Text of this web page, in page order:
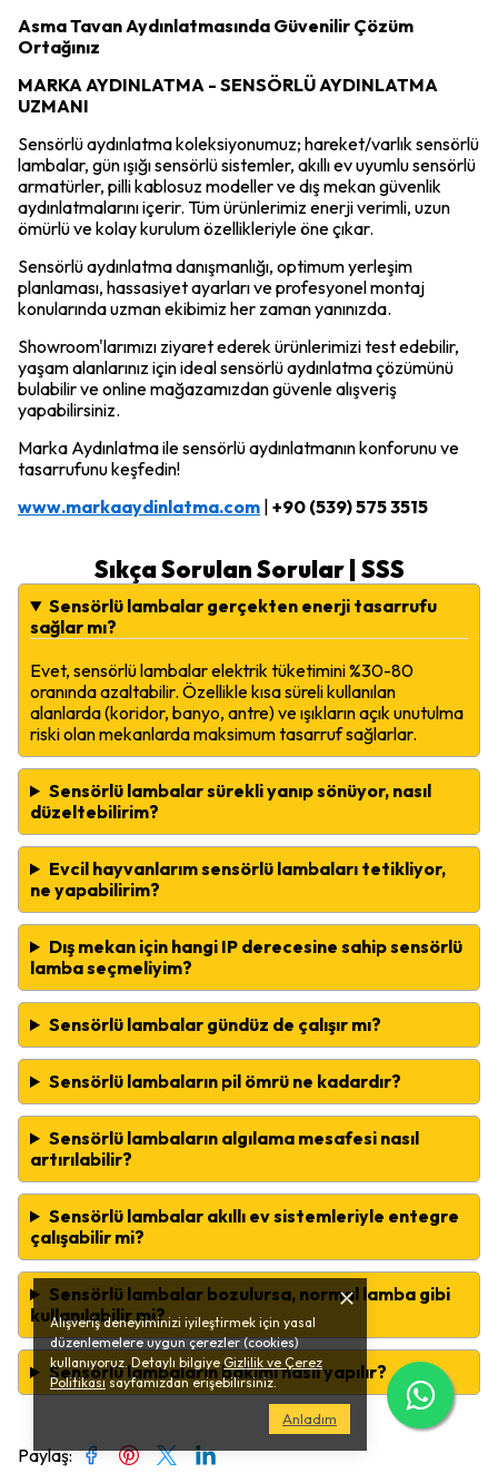
Alışveriş deneyiminizi iyileştirmek için yasal
düzenlemelere uygun çerezler (cookies)
kullanıyoruz. Detaylı bilgiyeGizlilik ve Çerez
Politikası sayfamızdan erişebilirsiniz.
Anladım
Asma Tavan Aydınlatmasında Güvenilir Çözüm
Ortağınız
MARKA AYDINLATMA - SENSÖRLÜ AYDINLATMA
UZMANI
Sensörlü aydınlatma koleksiyonumuz; hareket/varlık sensörlü
lambalar, gün ışığı sensörlü sistemler, akıllı ev uyumlu sensörlü
armatürler, pilli kablosuz modeller ve dış mekan güvenlik
aydınlatmalarını içerir. Tüm ürünlerimiz enerji verimli, uzun
ömürlü ve kolay kurulum özellikleriyle öne çıkar.
Sensörlü aydınlatma danışmanlığı, optimum yerleşim
planlaması, hassasiyet ayarları ve profesyonel montaj
konularında uzman ekibimiz her zaman yanınızda.
Showroom'larımızı ziyaret ederek ürünlerimizi test edebilir,
yaşam alanlarınız için ideal sensörlü aydınlatma çözümünü
bulabilir ve online mağazamızdan güvenle alışveriş
yapabilirsiniz.
Marka Aydınlatma ile sensörlü aydınlatmanın konforunu ve
tasarrufunu keşfedin!
www.markaaydinlatma.com +90 (539) 575 3515
Sıkça Sorulan Sorular | SSS
Sensörlü lambalar gerçekten enerji tasarrufu
sağlar mı?
Evet, sensörlü lambalar elektrik tüketimini %30-80
oranında azaltabilir. Özellikle kısa süreli kullanılan
alanlarda (koridor, banyo, antre) ve ışıkların açık unutulma
riski olan mekanlarda maksimum tasarruf sağlarlar.
Sensörlü lambalar sürekli yanıp sönüyor, nasıl
düzeltebilirim?
Evcil hayvanlarım sensörlü lambaları tetikliyor,
ne yapabilirim?
Dış mekan için hangi IP derecesine sahip sensörlü
lamba seçmeliyim?
Sensörlü lambalar gündüz de çalışır mı?
Sensörlü lambaların pil ömrü ne kadardır?
Sensörlü lambaların algılama mesafesi nasıl
artırılabilir?
Sensörlü lambalar akıllı ev sistemleriyle entegre
çalışabilir mi?
Sensörlü lambalar bozulursa, normal lamba gibi
kullanılabilir mi?
Sensörlü lambaların bakımı nasıl yapılır?
Paylaş: